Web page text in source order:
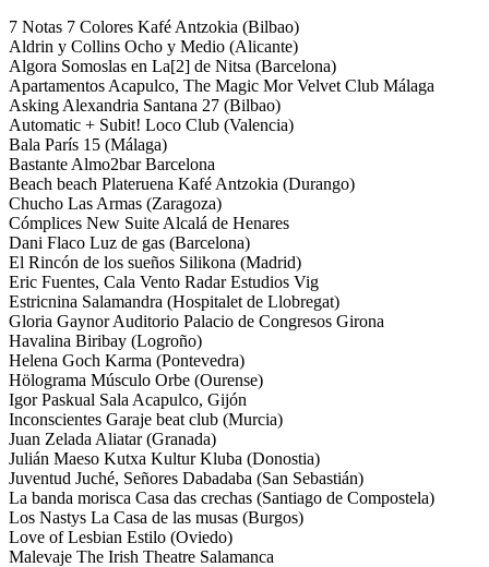
7 Notas 7 Colores Kafé Antzokia (Bilbao)
Aldrin y Collins Ocho y Medio (Alicante)
Algora Somoslas en La[2] de Nitsa (Barcelona)
Apartamentos Acapulco, The Magic Mor Velvet Club Málaga
Asking Alexandria Santana 27 (Bilbao)
Automatic + Subit! Loco Club (Valencia)
Bala París 15 (Málaga)
Bastante Almo2bar Barcelona
Beach beach Plateruena Kafé Antzokia (Durango)
Chucho Las Armas (Zaragoza)
Cómplices New Suite Alcalá de Henares
Dani Flaco Luz de gas (Barcelona)
El Rincón de los sueños Silikona (Madrid)
Eric Fuentes, Cala Vento Radar Estudios Vig
Estricnina Salamandra (Hospitalet de Llobregat)
Gloria Gaynor Auditorio Palacio de Congresos Girona
Havalina Biribay (Logroño)
Helena Goch Karma (Pontevedra)
Hölograma Músculo Orbe (Ourense)
Igor Paskual Sala Acapulco, Gijón
Inconscientes Garaje beat club (Murcia)
Juan Zelada Aliatar (Granada)
Julián Maeso Kutxa Kultur Kluba (Donostia)
Juventud Juché, Señores Dabadaba (San Sebastián)
La banda morisca Casa das crechas (Santiago de Compostela)
Los Nastys La Casa de las musas (Burgos)
Love of Lesbian Estilo (Oviedo)
Malevaje The Irish Theatre Salamanca